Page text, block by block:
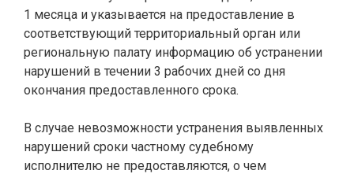
1 месяца и указывается на предоставление в
соответствующий территориальный орган или
региональную палату информацию об устранении
нарушений в течении 3 рабочих дней со дня
окончания предоставленного срока.
В случае невозможности устранения выявленных
нарушений сроки частному судебному
исполнителю не предоставляются, о чем